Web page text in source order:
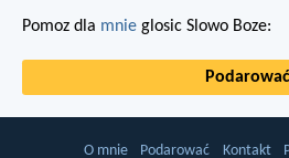
Pomoz dla mnie glosic Slowo Boze:
Podarować
O mnie Podarować Kontakt